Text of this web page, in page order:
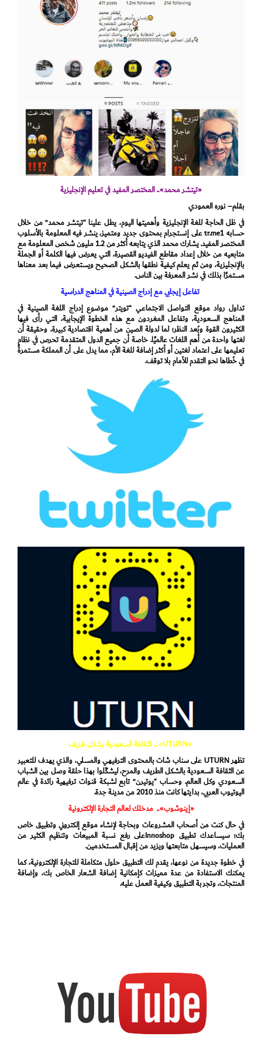
«تيتشر محمد».. المختصر المفيد في تعليم الإنجليزية
بقلم– نوره العمودي
في ظل الحاجة للغة الإنجليزية وأهميتها اليوم، يطل علينا “تيتشر محمد” من خلال
حسابه tr.me1 على إنستجرام بمحتوى جديد ومتميز، ينشر فيه المعلومة بالأسلوب
المختصر المفيد. يشارك محمد الذي يتابعه أكثر من 1.2 مليون شخص المعلومة مع
متابعيه من خلال إعداد مقاطع الفيديو القصيرة، التي يعرض فيها الكلمة أو الجملة
بالإنجليزية، ومن ثم يعلم كيفية نطقها بالشكل الصحيح ويستعرض فيما بعد معناها
مستمرًا بذلك في نشر المعرفة بين الناس.
تفاعل إيجابي مع إدراج الصينية في المناهج الدراسية
تداول رواد موقع التواصل الاجتماعي “تويتر” موضوع إدراج اللغة الصينية في
المناهج السعودية، وتفاعل المغردون مع هذه الخطوة الإيجابية، التي رأى فيها
الكثيرون القوة وبُعد النظر؛ لما لدولة الصين من أهمية اقتصادية كبيرة، وحقيقة أن
لغتها واحدة من أهم اللغات عالميًا. خاصة أن جميع الدول المتقدمة تحرص في نظام
تعليمها على اعتماد لغتين أو أكثر إضافة للغة الأم، مما يدل على أن المملكة مستمرةً
في خُطاها نحو التقدم للأمام بلا توقف.
«UTURN» .. الثقافة السعودية بشكل طريف
تظهر UTURN على سناب شات بالمحتوى الترفيهي والمسلي، والذي يهدف للتعبير
عن الثقافة السعودية بالشكل الطريف والمرح، ليشكّلوا بهذا حلقة وصل بين الشباب
السعودي وكل العالم. وحساب “يوتيرن” تابع لشبكة قنوات ترفيهية رائدة في عالم
اليوتيوب العربي، بدايتها كانت منذ 2010 من مدينة جدة.
«إينوشوب».. مدخلك لعالم التجارة الإلكترونية
في حال كنت من أصحاب المشروعات وبحاجة لإنشاء موقع إلكتروني وتطبيق خاص
بك؛ سيساعدك تطبيق Innoshopعلى رفع نسبة المبيعات وتنظيم الكثير من
العمليات، وسيسهل متابعتها ويزيد من إقبال المستخدمين.
في خطوة جديدة من نوعها، يقدم لك التطبيق حلول متكاملة للتجارة الإلكترونية، كما
يمكنك الاستفادة من عدة مميزات كإمكانية إضافة الشعار الخاص بك، وإضافة
المنتجات، وتجربة التطبيق وكيفية العمل عليه.